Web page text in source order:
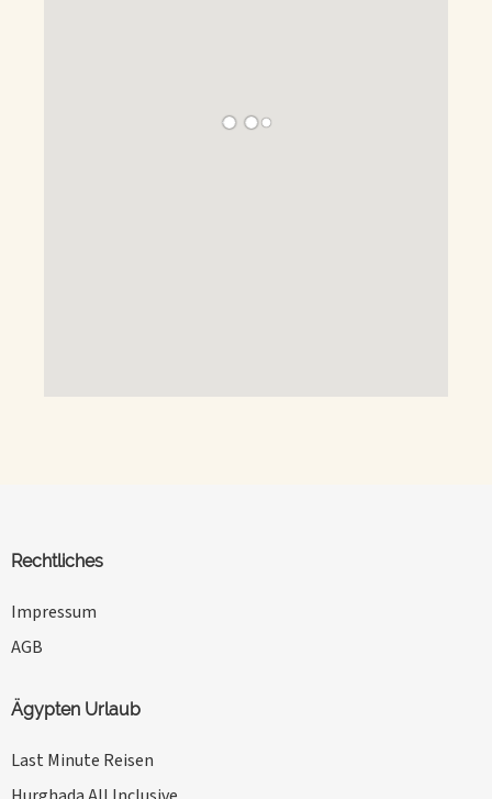
Rechtliches
Impressum
AGB
Ägypten Urlaub
Last Minute Reisen